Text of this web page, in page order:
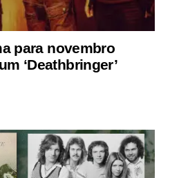
para novembro
‘Deathbringer’